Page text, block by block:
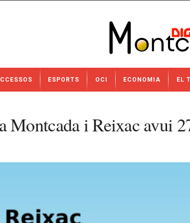
ESPORTS OCI ECONOMIA EL
Montcada i Reixac avui